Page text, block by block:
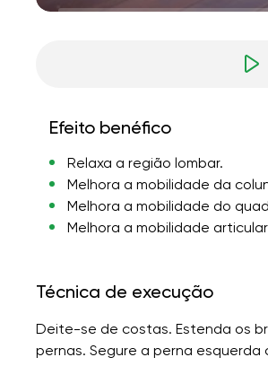
Efeito benéfico
Relaxa a região lombar.
Melhora a mobilidade da
Melhora a mobilidade do
Melhora a mobilidade
Técnica de execução
Deite-se de costas. Estenda os
pernas. Segure a perna esquerda